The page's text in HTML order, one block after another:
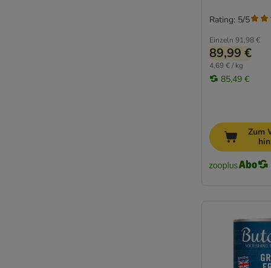
Einzeln 91,98 €
89,99 €
4,69 € / kg
85,49 €
Rating: 5/5
Zum